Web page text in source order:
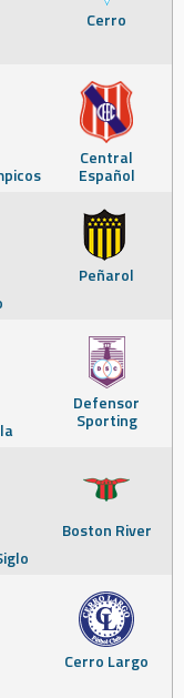
Cerro
Central
Español
Peñarol
Defensor
Sporting
Boston River
Cerro Largo